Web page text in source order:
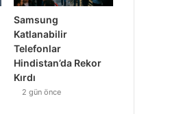
Samsung
Katlanabilir
Telefonlar
Hindistan’da Rekor
Kırdı
2 gün önce